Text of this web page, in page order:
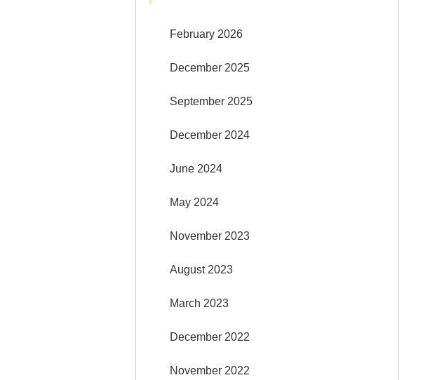
February 2026
December 2025
September 2025
December 2024
June 2024
May 2024
November 2023
August 2023
March 2023
December 2022
November 2022